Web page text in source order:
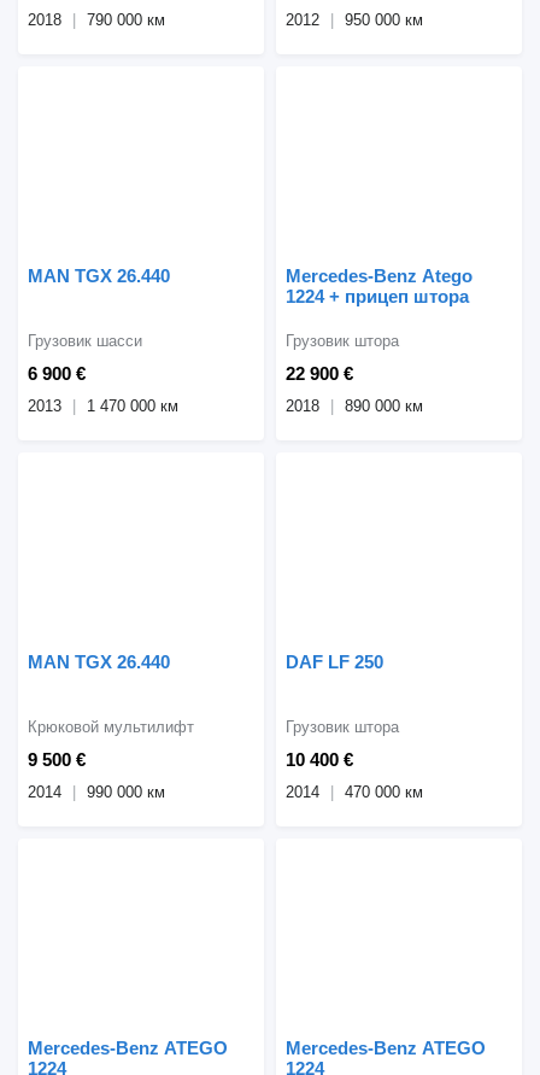
2018 790 000 км 2012 950 000 км
MAN TGX 26.440
6 900 €
Грузовик шасси
2013 1 470 000 км
Mercedes-Benz Atego
1224 + прицеп штора
22 900 €
Грузовик штора
2018 890 000 км
MAN TGX 26.440
9 500 €
Крюковой мультилифт
2014 990 000 км
DAF LF 250
10 400 €
Грузовик штора
2014 470 000 км
Mercedes-Benz ATEGO
1224
Mercedes-Benz ATEGO
1224